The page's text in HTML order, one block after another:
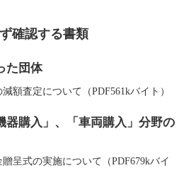
確認する書類
た団体
額査定について（PDF561kバイト）
器購入」、「車両購入」分野の
贈呈式の実施について（PDF679kバイ